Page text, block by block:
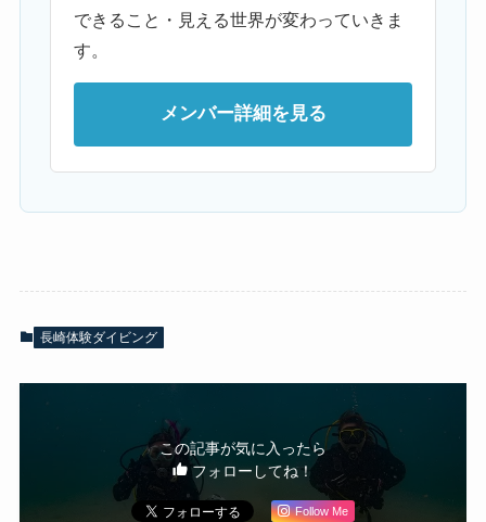
できること・見える世界が変わっていきま
す。
メンバー詳細を見る
長崎体験ダイビング
この記事が気に入ったら
フォローしてね！
Follow Me